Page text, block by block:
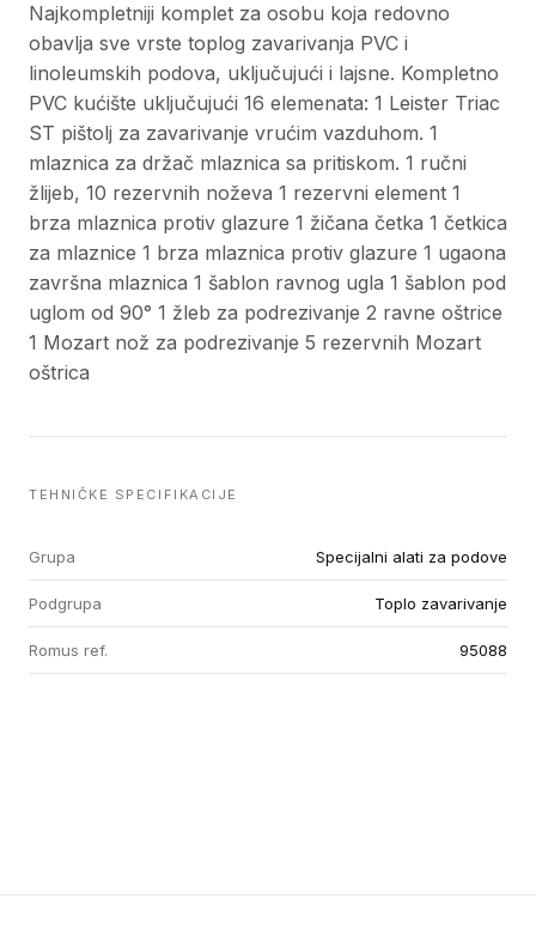
Najkompletniji komplet za osobu koja redovno
obavlja sve vrste toplog zavarivanja PVC i
linoleumskih podova, uključujući i lajsne. Kompletno
PVC kućište uključujući 16 elemenata: 1 Leister Triac
ST pištolj za zavarivanje vrućim vazduhom. 1
mlaznica za držač mlaznica sa pritiskom. 1 ručni
žlijeb, 10 rezervnih noževa 1 rezervni element 1
brza mlaznica protiv glazure 1 žičana četka 1 četkica
za mlaznice 1 brza mlaznica protiv glazure 1 ugaona
završna mlaznica 1 šablon ravnog ugla 1 šablon pod
uglom od 90° 1 žleb za podrezivanje 2 ravne oštrice
1 Mozart nož za podrezivanje 5 rezervnih Mozart
oštrica
TEHNIČKE SPECIFIKACIJE
Grupa Specijalni alati za podove
Podgrupa Toplo zavarivanje
Romus ref. 95088